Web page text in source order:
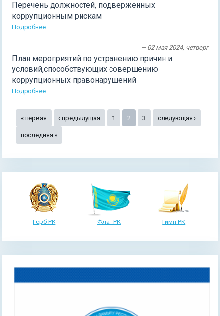
Перечень должностей, подверженных
коррупционным рискам
Подробнее
— 02 мая 2024, четверг
План мероприятий по устранению причин и
условий,способствующих совершению
коррупционных правонарушений
Подробнее
Страницы
« первая ‹ предыдущая 1 2 3 следующая ›
последняя »
Герб РК Флаг РК Гимн РК